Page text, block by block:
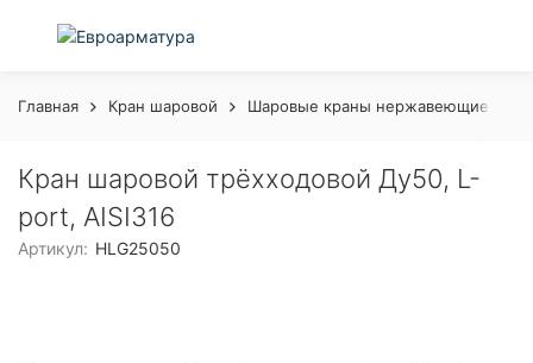
Главная Кран шаровой Шаровые краны нержавеющие с
Кран шаровой трёхходовой Ду50, L-
port, AISI316
Артикул: HLG25050